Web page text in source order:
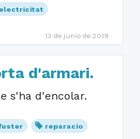
electricitat
13 de junio de 2018
d'armari.
s'ha d'encolar.
reparacio